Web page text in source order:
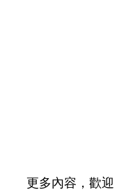
更多內容，歡迎